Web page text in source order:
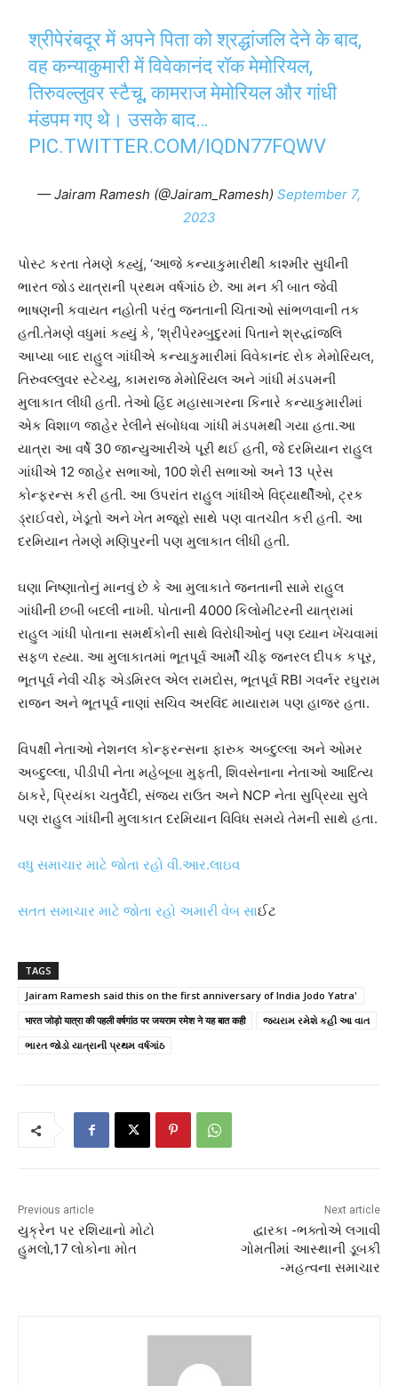
श्रीपेरंबदूर में अपने पिता को श्रद्धांजलि देने के बाद,
वह कन्याकुमारी में विवेकानंद रॉक मेमोरियल,
तिरुवल्लुवर स्टैचू, कामराज मेमोरियल और गांधी
मंडपम गए थे। उसके बाद…
PIC.TWITTER.COM/IQDN77FQWV
— Jairam Ramesh (@Jairam_Ramesh) September 7,
2023
પોસ્ટ કરતા તેમણે કહ્યું, ‘આજે કન્યાકુમારીથી કાશ્મીર સુધીની
ભારત જોડ યાત્રાની પ્રથમ વર્ષગાંઠ છે. આ મન કી બાત જેવી
ભાષણની કવાયત નહોતી પરંતુ જનતાની ચિંતાઓ સાંભળવાની તક
હતી.તેમણે વધુમાં કહ્યું કે, ‘શ્રીપેરમ્બુદુરમાં પિતાને શ્રદ્ધાંજલિ
આપ્યા બાદ રાહુલ ગાંધીએ કન્યાકુમારીમાં વિવેકાનંદ રોક મેમોરિયલ,
તિરુવલ્લુવર સ્ટેચ્યુ, કામરાજ મેમોરિયલ અને ગાંધી મંડપમની
મુલાકાત લીધી હતી. તેઓ હિંદ મહાસાગરના કિનારે કન્યાકુમારીમાં
એક વિશાળ જાહેર રેલીને સંબોધવા ગાંધી મંડપમથી ગયા હતા.આ
યાત્રા આ વર્ષે 30 જાન્યુઆરીએ પૂરી થઈ હતી, જે દરમિયાન રાહુલ
ગાંધીએ 12 જાહેર સભાઓ, 100 શેરી સભાઓ અને 13 પ્રેસ
કોન્ફરન્સ કરી હતી. આ ઉપરાંત રાહુલ ગાંધીએ વિદ્યાર્થીઓ, ટ્રક
ડ્રાઈવરો, ખેડૂતો અને ખેત મજૂરો સાથે પણ વાતચીત કરી હતી. આ
દરમિયાન તેમણે મણિપુરની પણ મુલાકાત લીધી હતી.
ઘણા નિષ્ણાતોનું માનવું છે કે આ મુલાકાતે જનતાની સામે રાહુલ
ગાંધીની છબી બદલી નાખી. પોતાની 4000 કિલોમીટરની યાત્રામાં
રાહુલ ગાંધી પોતાના સમર્થકોની સાથે વિરોધીઓનું પણ ધ્યાન ખેંચવામાં
સફળ રહ્યા. આ મુલાકાતમાં ભૂતપૂર્વ આર્મી ચીફ જનરલ દીપક કપૂર,
ભૂતપૂર્વ નેવી ચીફ એડમિરલ એલ રામદોસ, ભૂતપૂર્વ RBI ગવર્નર રઘુરામ
રાજન અને ભૂતપૂર્વ નાણાં સચિવ અરવિંદ માયારામ પણ હાજર હતા.
વિપક્ષી નેતાઓ નેશનલ કોન્ફરન્સના ફારુક અબ્દુલ્લા અને ઓમર
અબ્દુલ્લા, પીડીપી નેતા મહેબૂબા મુફ્તી, શિવસેનાના નેતાઓ આદિત્ય
ઠાકરે, પ્રિયંકા ચતુર્વેદી, સંજય રાઉત અને NCP નેતા સુપ્રિયા સુલે
પણ રાહુલ ગાંધીની મુલાકાત દરમિયાન વિવિધ સમયે તેમની સાથે હતા.
વધુ સમાચાર માટે જોતા રહો વી.આર.લાઇવ
સતત સમાચાર માટે જોતા રહો અમારી વેબ સાઈટ
TAGS
Jairam Ramesh said this on the first anniversary of India Jodo Yatra'
भारत जोड़ो यात्रा की पहली वर्षगांठ पर जयराम रमेश ने यह बात कही
જયરામ રમેશે કહી આ વાત
ભારત જોડો યાત્રાની પ્રથમ વર્ષગાંઠ
Previous article
યુક્રેન પર રશિયાનો મોટો
હુમલો,17 લોકોના મોત
Next article
દ્વારકા -ભક્તોએ લગાવી
ગોમતીમાં આસ્થાની ડૂબકી
-મહત્વના સમાચાર